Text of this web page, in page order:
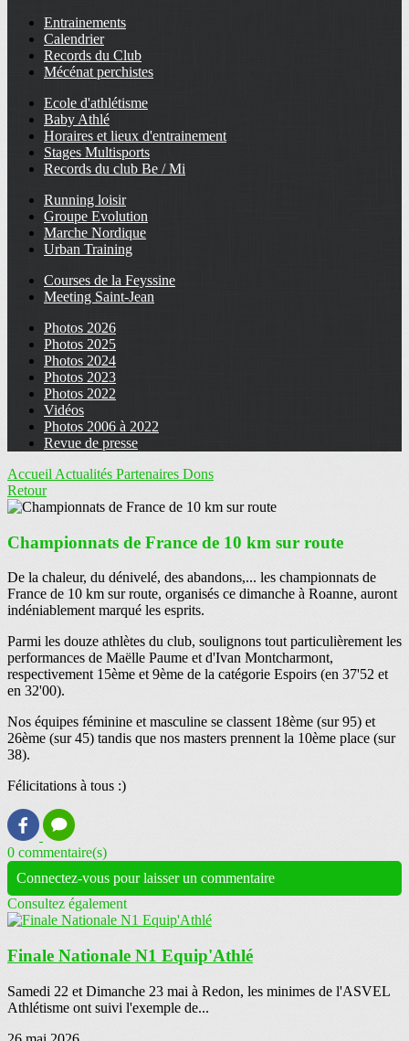
Entrainements
Calendrier
Records du Club
Mécénat perchistes
Ecole d'athlétisme
Baby Athlé
Horaires et lieux d'entrainement
Stages Multisports
Records du club Be / Mi
Running loisir
Groupe Evolution
Marche Nordique
Urban Training
Courses de la Feyssine
Meeting Saint-Jean
Photos 2026
Photos 2025
Photos 2024
Photos 2023
Photos 2022
Vidéos
Photos 2006 à 2022
Revue de presse
Accueil Actualités Partenaires Dons
Retour
Championnats de France de 10 km sur route
De la chaleur, du dénivelé, des abandons,... les championnats de
France de 10 km sur route, organisés ce dimanche à Roanne, auront
indéniablement marqué les esprits.
Parmi les douze athlètes du club, soulignons tout particulièrement les
performances de Maëlle Paume et d'Ivan Montcharmont,
respectivement 15ème et 9ème de la catégorie Espoirs (en 37'52 et
en 32'00).
Nos équipes féminine et masculine se classent 18ème (sur 95) et
26ème (sur 45) tandis que nos masters prennent la 10ème place (sur
38).
Félicitations à tous :)
0 commentaire(s)
Connectez-vous pour laisser un commentaire
Consultez également
Finale Nationale N1 Equip'Athlé
Samedi 22 et Dimanche 23 mai à Redon, les minimes de l'ASVEL
Athlétisme ont suivi l'exemple de...